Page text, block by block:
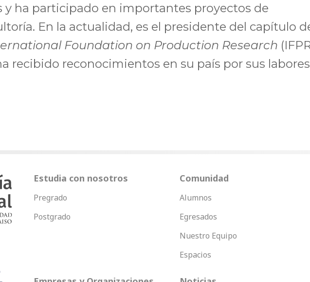
y ha participado en importantes proyectos de
En la actualidad, es el presidente del capítulo
Foundation on Production Research
recibido reconocimientos en su país por sus labores
Estudia con nosotros
Pregrado
Postgrado
Comunidad
Alumnos
Egresados
Nuestro Equipo
Espacios